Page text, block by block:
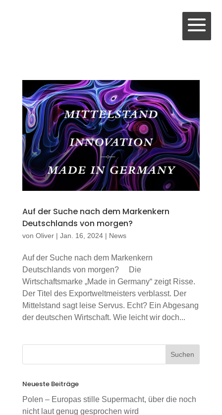
Auf der Suche nach dem Markenkern
Deutschlands von morgen?
von Oliver| Jan. 16, 2024| News
Auf der Suche nach dem Markenkern
Deutschlands von morgen? Die
Wirtschaftsmarke „Made in Germany“ zeigt Risse.
Der Titel des Exportweltmeisters verblasst. Der
Mittelstand sagt leise Servus. Echt? Ein Abgesang
der deutschen Wirtschaft. Wie leicht wir doch...
Neueste Beiträge
Polen – Europas stille Supermacht, über die noch
nicht laut genug gesprochen wird